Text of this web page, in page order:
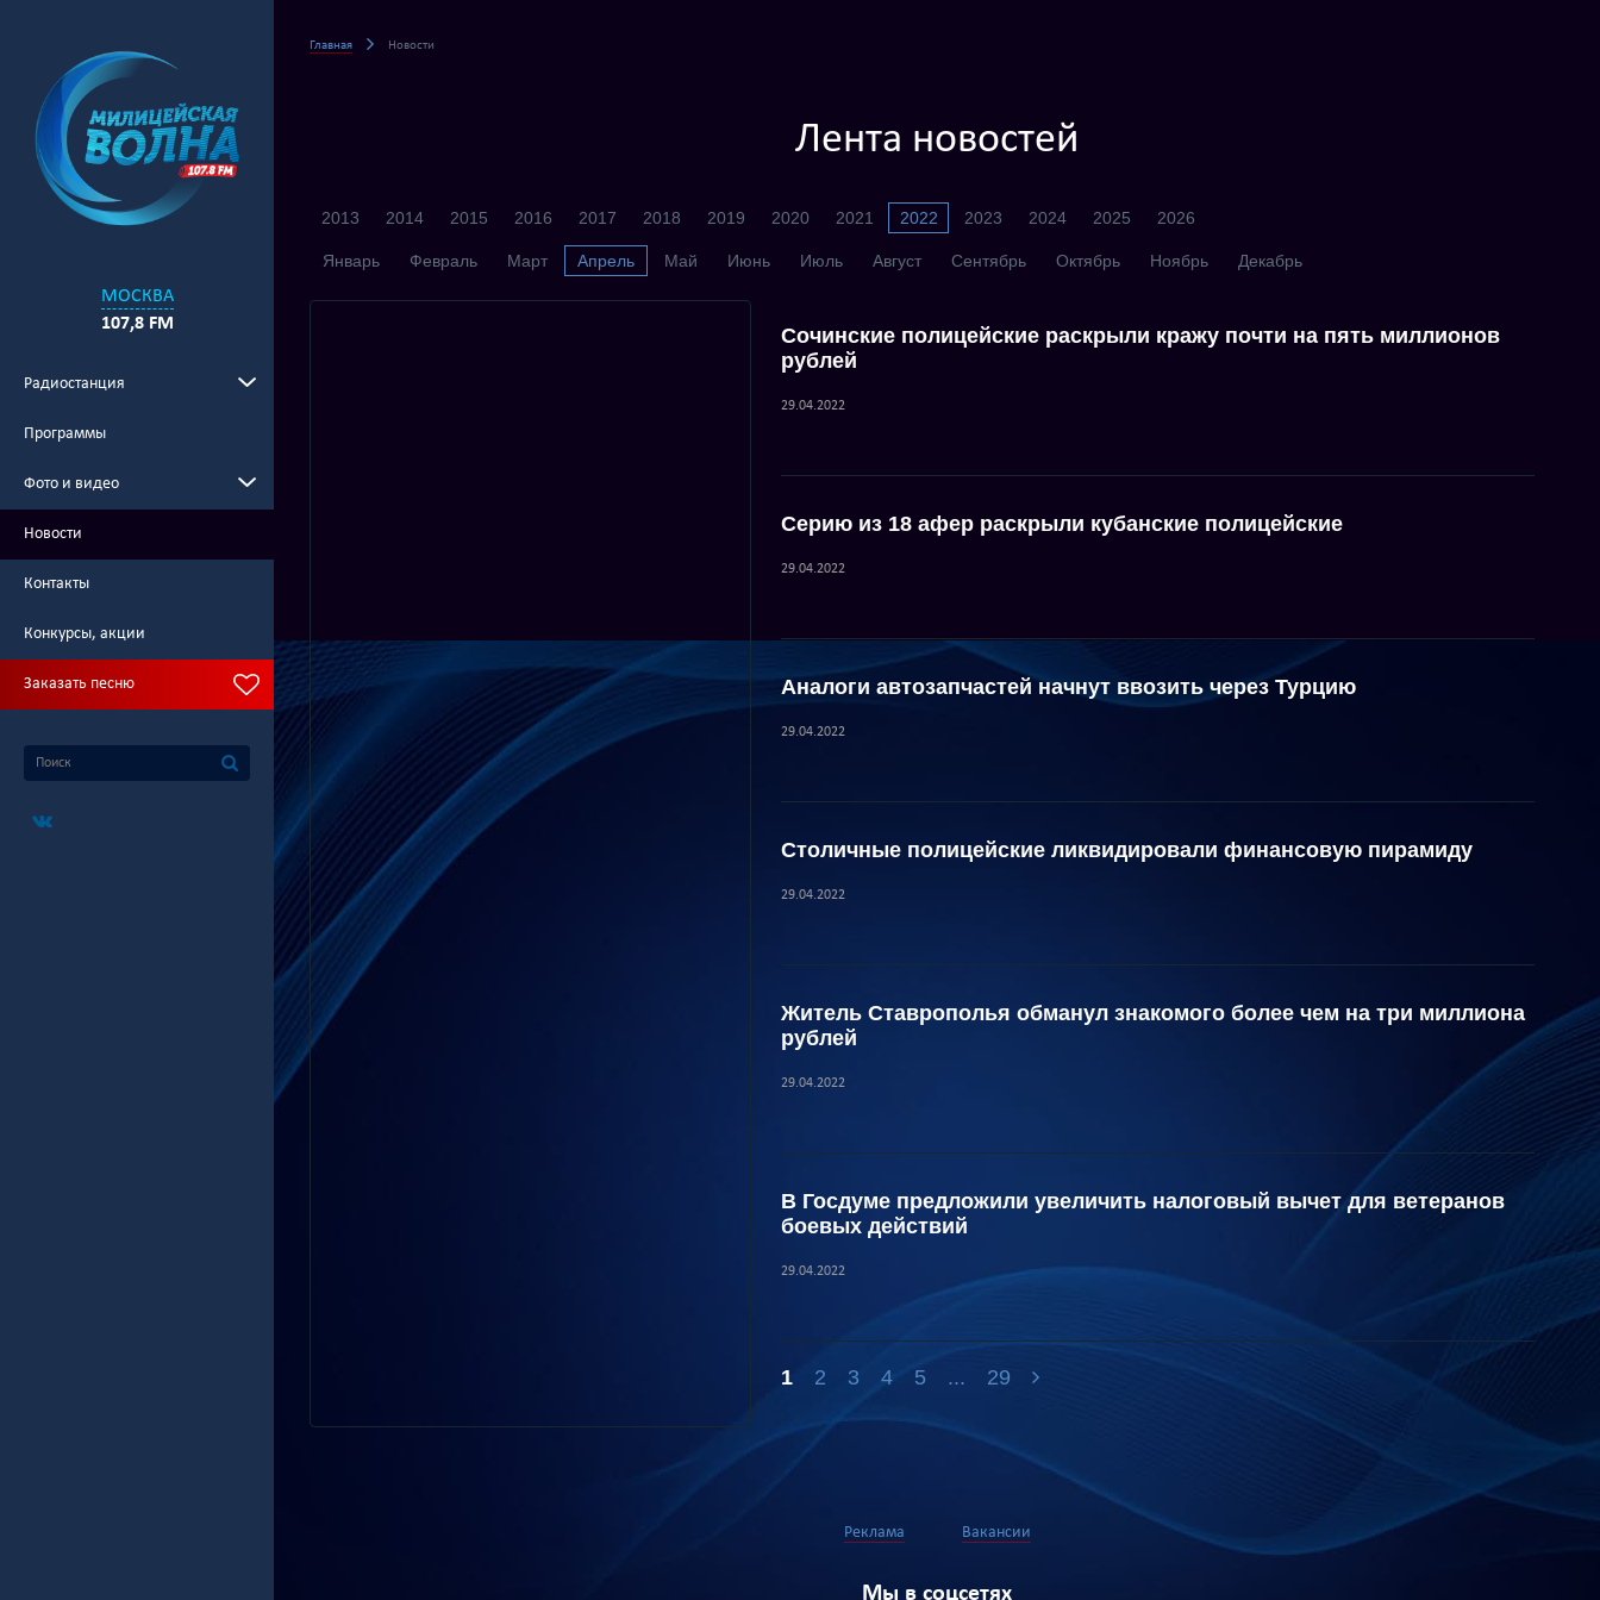
МОСКВА
107,8 FM
Радиостанция
Программы
Фото и видео
Новости
Контакты
Конкурсы, акции
Заказать песню
Главная Новости
Лента новостей
2013 2014 2015 2016 2017 2018 2019 2020 2021 2022 2023 2024 2025 2026
Январь Февраль Март Апрель Май Июнь Июль Август Сентябрь Октябрь Ноябрь Декабрь
Сочинские полицейские раскрыли кражу почти на пять миллионов
рублей
29.04.2022
Серию из 18 афер раскрыли кубанские полицейские
29.04.2022
Аналоги автозапчастей начнут ввозить через Турцию
29.04.2022
Столичные полицейские ликвидировали финансовую пирамиду
29.04.2022
Житель Ставрополья обманул знакомого более чем на три миллиона
рублей
29.04.2022
В Госдуме предложили увеличить налоговый вычет для ветеранов
боевых действий
29.04.2022
1 2 3 4 5 ... 29
Реклама Вакансии
Мы в соцсетях